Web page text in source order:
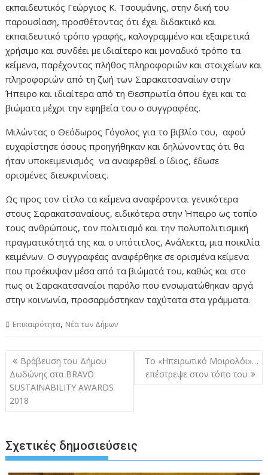
εκπαιδευτικός Γεώργιος Κ. Τσουμάνης, στην δική του
παρουσίαση, προσθέτοντας ότι έχει διδακτικό και
εκπαιδευτικό τρόπο γραφής, καλογραμμένο και εξαιρετικά
χρήσιμο και συνδέει με ιδιαίτερο και μοναδικό τρόπο τα
κείμενα, παρέχοντας πλήθος πληροφοριών και στοιχείων και
πληροφοριών από τη ζωή των Σαρακατσαναίων στην
Ήπειρο και ιδιαίτερα από τη Θεσπρωτία όπου έχει και τα
βιώματα μέχρι την εφηβεία του ο συγγραφέας.
Μιλώντας ο Θεόδωρος Γόγολος για το βιβλίο του, αφού
ευχαρίστησε όσους προηγήθηκαν και δηλώνοντας ότι θα
ήταν υποκειμενισμός να αναφερθεί ο ίδιος, έδωσε
ορισμένες διευκρινίσεις.
Ως προς τον τίτλο τα κείμενα αναφέρονται γενικότερα
στους Σαρακατσαναίους, ειδικότερα στην Ήπειρο ως τοπίο
τους ανθρώπους, τον πολιτισμό και την πολυπολιτισμική
πραγματικότητά της και ο υπότιτλος, Ανάλεκτα, μια ποικιλία
κειμένων. Ο συγγραφέας αναφέρθηκε σε ορισμένα κείμενα
που προέκυψαν μέσα από τα βιώματά του, καθώς και στο
πως οι Σαρακατσαναίοι παρόλο που ενσωματώθηκαν αργά
στην κοινωνία, προσαρμόστηκαν ταχύτατα στα γράμματα.
Επικαιρότητα, Νέα των Δήμων
Πλοήγηση
άρθρων
Βράβευση του Δήμου
Δωδώνης στα BRAVO
SUSTAINABILITY AWARDS
2018
Το «Ηπειρωτικό Μοιρολόι»…
επέστρεψε στον τόπο του
Σχετικές δημοσιεύσεις